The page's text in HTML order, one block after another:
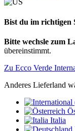
Bist du im richtigen
Bitte wechsle zum
übereinstimmt.
Zu Ecco Verde
Anderes Lieferland
Italia